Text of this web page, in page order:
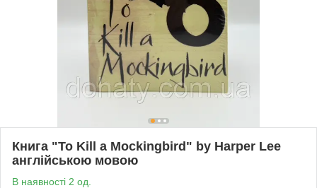
Книга "To Kill a Mockingbird" by Harper Lee
англійською мовою
В наявності 2 од.